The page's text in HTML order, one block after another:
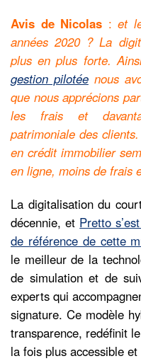
Avis de Nicolas :et
années 2020 ? La
plus en plus forte.
gestion pilotéenous
que nous apprécions
les frais et
patrimoniale des
en crédit immobilier
en ligne, moins de frais
La digitalisation du
décennie, et Pretto
de référence de cette
le meilleur de la
de simulation et de
experts qui
signature. Ce modèle
transparence, redéfinit
la fois plus accessible